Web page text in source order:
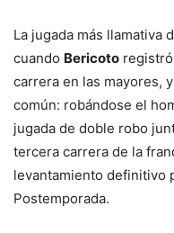
La jugada más llamativa
cuando Bericoto
carrera en las mayores,
común: robándose el
jugada de doble robo
tercera carrera de la
levantamiento definitivo
Postemporada.